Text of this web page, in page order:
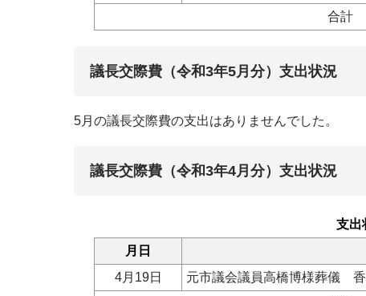
合計
議長交際費（令和3年5月分）支出状況
5月の議長交際費の支出はありませんでした。
議長交際費（令和3年4月分）支出状況
支出
月日
4月19日
元市議会議員高橋博様葬儀